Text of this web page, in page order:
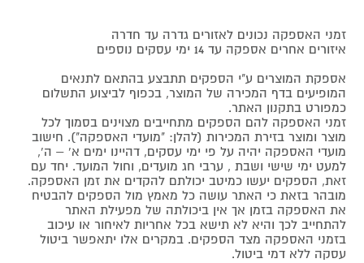
זמני האספקה נכונים לאזורים גדרה עד חדרה
איזורים אחרים אספקה עד 14 ימי עסקים נוספים
אספקת המוצרים ע"י הספקים תתבצע בהתאם לתנאים
המופיעים בדף המכירה של המוצר, בכפוף לביצוע התשלום
כמפורט בתקנון האתר.
זמני האספקה להם הספקים מתחייבים מצוינים בסמוך לכל
מוצר ומוצר בזירת המכירות (להלן: "מועדי האספקה"). חישוב
מועדי האספקה יהיה על פי ימי עסקים, דהיינו ימים א' – ה',
למעט ימי שישי ושבת , ערבי חג מועדים, וחול המועד. יחד עם
זאת, הספקים יעשו כמיטב יכולתם להקדים את זמן האספקה.
מובהר בזאת כי האתר עושה כל מאמץ מול הספקים להבטיח
את האספקה בזמן אך אין ביכולתה של מפעילת האתר
להתחייב לכך והיא לא תישא בכל אחריות לאיחור או עיכוב
בזמני האספקה מצד הספקים. במקרים אלו יתאפשר ביטול
עסקה ללא דמי ביטול.